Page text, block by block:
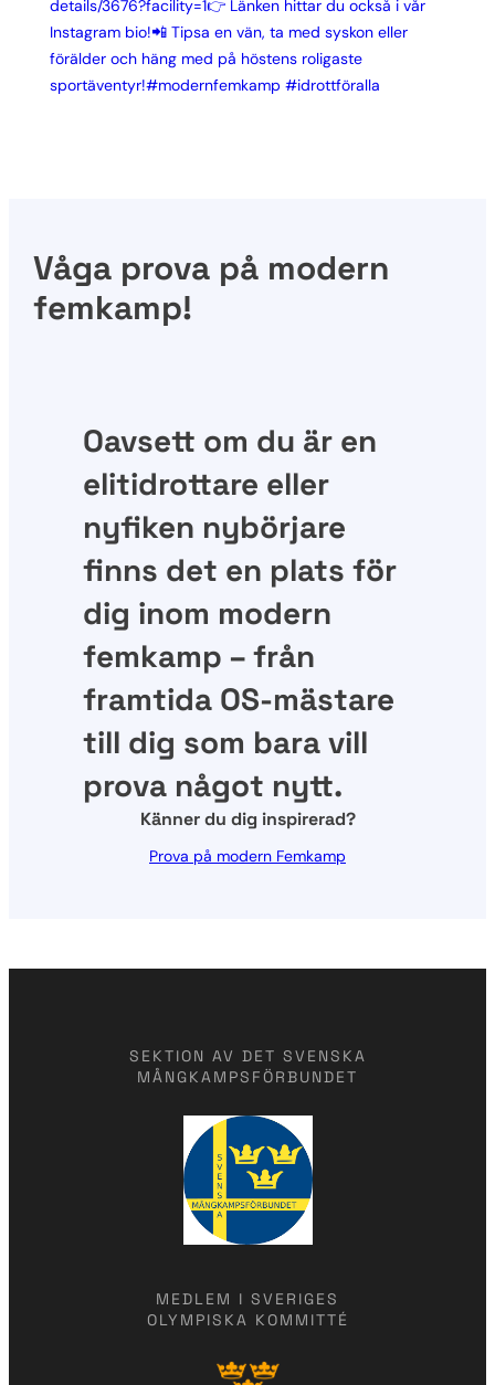
Våga prova på modern
femkamp!
Oavsett om du är en
elitidrottare eller
nyfiken nybörjare
finns det en plats för
dig inom modern
femkamp – från
framtida OS-mästare
till dig som bara vill
prova något nytt.
Känner du dig inspirerad?
Prova på modern Femkamp
SEKTION AV DET SVENSKA
MÅNGKAMPSFÖRBUNDET
MEDLEM I SVERIGES
OLYMPISKA KOMMITTÉ